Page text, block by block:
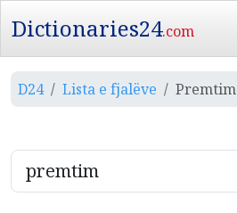
Dictionaries24.com
D24 Lista e fjalëve Premtim